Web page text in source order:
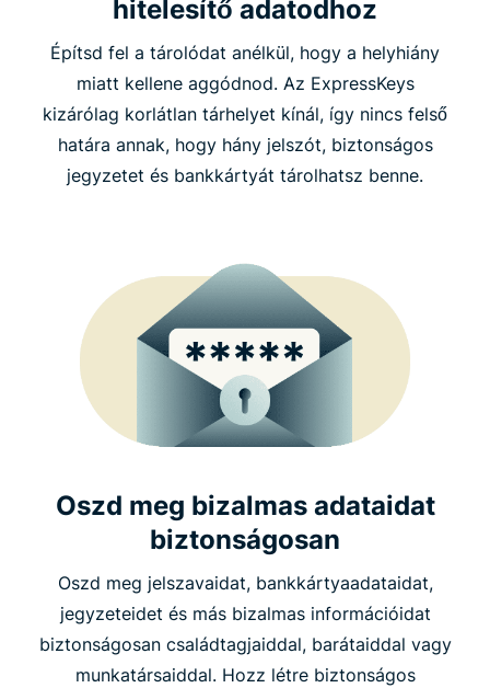
hitelesítő adatodhoz
Építsd fel a tárolódat anélkül, hogy a helyhiány
miatt kellene aggódnod. Az ExpressKeys
kizárólag korlátlan tárhelyet kínál, így nincs felső
határa annak, hogy hány jelszót, biztonságos
jegyzetet és bankkártyát tárolhatsz benne.
Oszd meg bizalmas adataidat
biztonságosan
Oszd meg jelszavaidat, bankkártyaadataidat,
jegyzeteidet és más bizalmas információidat
biztonságosan családtagjaiddal, barátaiddal vagy
munkatársaiddal. Hozz létre biztonságos